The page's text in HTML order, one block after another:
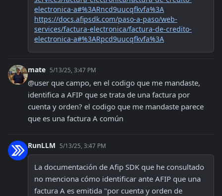
electronica-a#%3ARncd9uucqfkvfa%3A
https://docs.afipsdk.com/paso-a-paso/web-
services/factura-electronica/factura-de-credito-
electronica-a#%3ARpcd9uucqfkvfa%3A
mate 5/13/25, 3:47 PM
@user que campo, en el codigo que me mandaste,
identifica a AFIP que se trata de una factura por
cuenta y orden? el codigo que me mandaste parece
que es una factura A común
RunLLM 5/13/25, 3:47 PM
La documentación de Afip SDK que he consultado
no menciona cómo identificar ante AFIP que una
factura A es emitida "por cuenta y orden de